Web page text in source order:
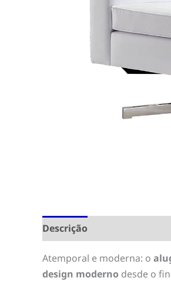
Descrição
Atemporal e moderna: o
design moderno desde o